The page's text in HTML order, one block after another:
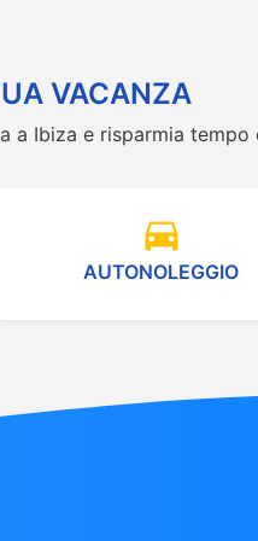
VACANZA
a Ibiza e risparmia tempo
directions_car
AUTONOLEGGIO